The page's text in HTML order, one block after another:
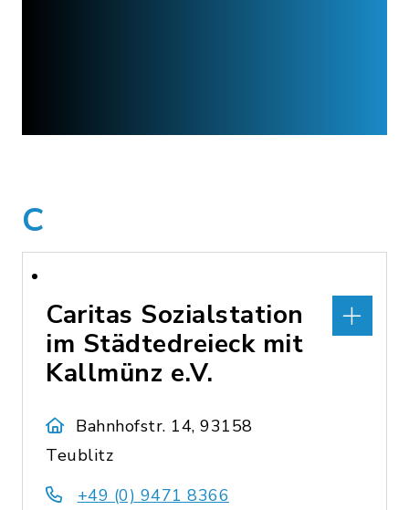
C
Caritas Sozialstation
im Städtedreieck mit
Kallmünz e.V.
Bahnhofstr. 14, 93158
Teublitz
+49 (0) 9471 8366